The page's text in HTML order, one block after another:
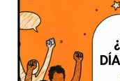
de
vídeo